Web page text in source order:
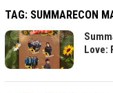
TAG: SUMMARECON
Love: